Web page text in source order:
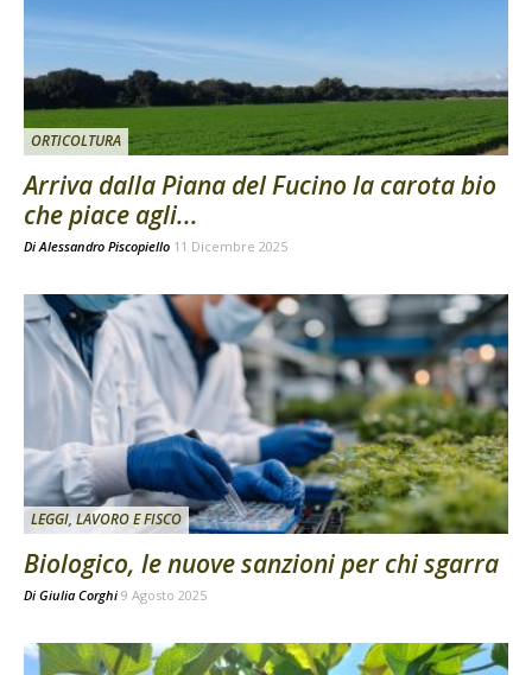
ORTICOLTURA
Arriva dalla Piana del Fucino la carota bio
che piace agli...
DiAlessandro Piscopiello 11 Dicembre 2025
LEGGI, LAVORO E FISCO
Biologico, le nuove sanzioni per chi sgarra
Di Giulia Corghi 9 Agosto 2025